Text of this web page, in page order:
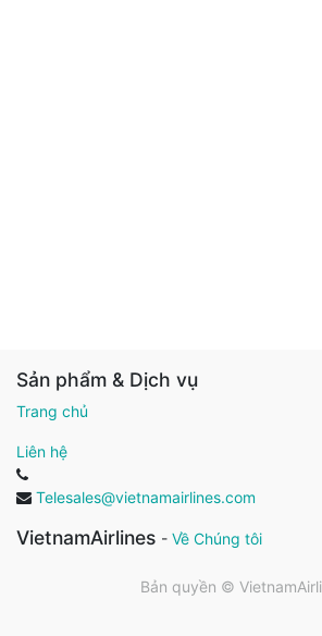
Sản phẩm & Dịch vụ
Trang chủ
Liên hệ
Telesales@vietnamairlines.com
VietnamAirlines - Về Chúng tôi
Bản quyền ©